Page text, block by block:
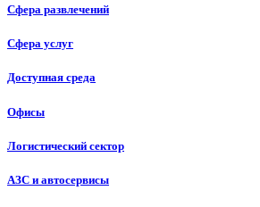
Сфера развлечений
Сфера услуг
Доступная среда
Офисы
Логистический сектор
АЗС и автосервисы